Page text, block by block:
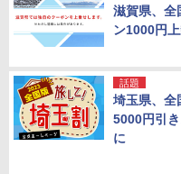
滋賀県、全
ン1000円
話題
埼玉県、全
5000円引
に